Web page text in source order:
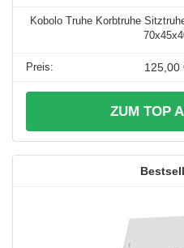
Kobolo Truhe Korbtruhe
125,00
ZUM TOP